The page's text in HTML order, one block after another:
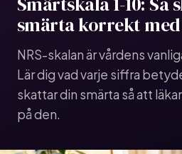
smärta korrekt med
NRS-skalan är vårdens
Lär dig vad varje siffra
skattar din smärta så att
på den.